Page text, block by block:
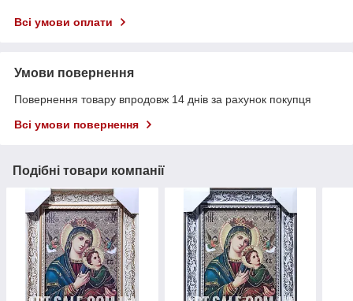
Всі умови оплати
Умови повернення
Повернення товару впродовж 14 днів за рахунок покупця
Всі умови повернення
Подібні товари компанії